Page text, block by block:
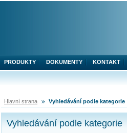
Hlavní strana Vyhledávání podle kategorie
Vyhledávání podle kategorie
PRODUKTY DOKUMENTY KONTAKT